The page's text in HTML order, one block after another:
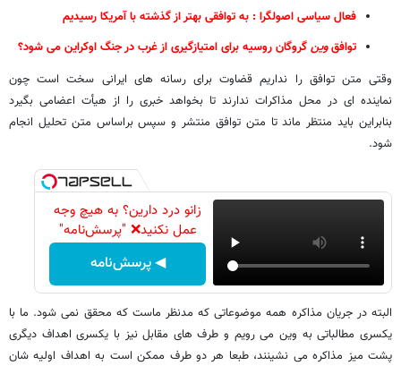
فعال سیاسی اصولگرا : به توافقی بهتر از گذشته با آمریکا رسیدیم
توافقوین گروگان روسیه برای امتیازگیری از غرب در جنگ اوکراین می شود؟
وقتی متن توافق را نداریم قضاوت برای رسانه های ایرانی سخت است چون
نماینده ای در محل مذاکرات ندارند تا بخواهد خبری را از هیأت اعضامی بگیرد
بنابراین باید منتظر ماند تا متن توافق منتشر و سپس براساس متن تحلیل انجام
شود.
زانو درد دارین؟ به هیچ وجه
عمل نکنید❌ "پرسش‌نامه"
◀ پرسش‌نامه
البته در جریان مذاکره همه موضوعاتی که مدنظر ماست که محقق نمی شود. ما با
یکسری مطالباتی به وین می رویم و طرف های مقابل نیز با یکسری اهداف دیگری
پشت میز مذاکره می نشینند، طبعا هر دو طرف ممکن است به اهداف اولیه شان